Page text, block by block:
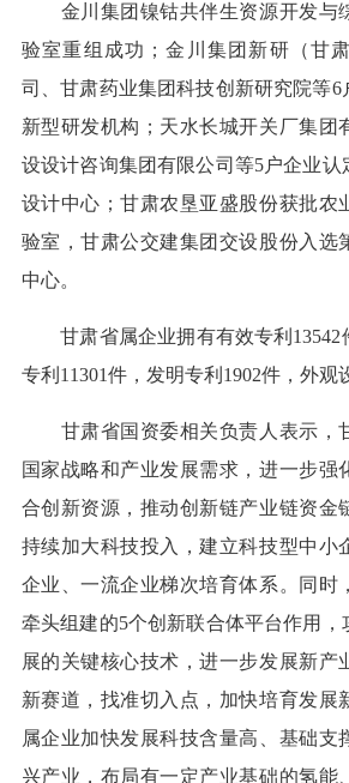
金川集团镍钴共伴生资源开发与
验室重组成功；金川集团新研（甘
司、甘肃药业集团科技创新研究院等6
新型研发机构；天水长城开关厂集团
设设计咨询集团有限公司等5户企业认
设计中心；甘肃农垦亚盛股份获批农
验室，甘肃公交建集团交设股份入选
中心。
甘肃省属企业拥有有效专利13542
专利11301件，发明专利1902件，外观
甘肃省国资委相关负责人表示，
国家战略和产业发展需求，进一步强
合创新资源，推动创新链产业链资金
持续加大科技投入，建立科技型中小
企业、一流企业梯次培育体系。同时
牵头组建的5个创新联合体平台作用，
展的关键核心技术，进一步发展新产
新赛道，找准切入点，加快培育发展
属企业加快发展科技含量高、基础支
兴产业，布局有一定产业基础的氢能